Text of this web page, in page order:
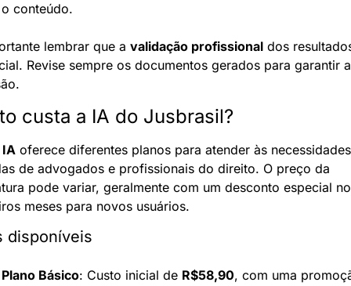
o conteúdo.
lembrar que a validação profissional dos
Revise sempre os documentos gerados para garantir a
custa a IA do Jusbrasil?
oferece diferentes planos para atender às necessidades
de advogados e profissionais do direito. O preço da
pode variar, geralmente com um desconto especial
meses para novos usuários.
disponíveis
Plano Básico: Custo inicial de R$58,90, com uma